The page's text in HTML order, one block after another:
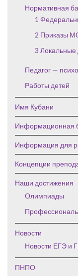
Нормативная
1
2 Приказы
3 Локальные
Педагог —
Работы детей
Имя Кубани
Информационная
Информация для
Концепции
Наши достижения
Олимпиады
Новости
Новости ЕГЭ и
ПНПО